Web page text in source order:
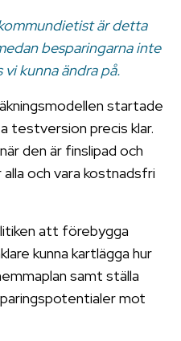
är detta
besparingarna inte
kunna ändra på.
startade
testversion precis klar.
den är finslipad och
och vara kostnadsfri
att förebygga
kunna kartlägga hur
samt ställa
mot